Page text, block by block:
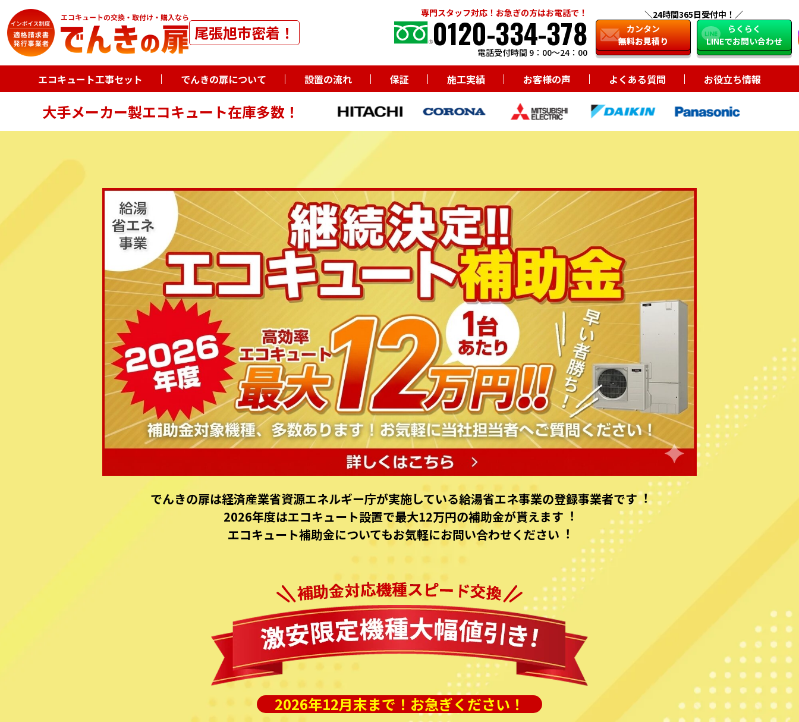
尾張旭市密着！
専門スタッフ対応！お急ぎの方はお電話で！
0120-334-378
電話受付時間 9：00～24：00
24時間365日受付中！
カンタン
無料お見積り
らくらく
LINEでお問い合わせ
エコキュート工事セット でんきの扉について 設置の流れ 保証 施工実績 お客様の声 よくある質問 お役立ち情報
大手メーカー製エコキュート在庫多数！
でんきの扉は経済産業省資源エネルギー庁が実施している給湯省エネ事業の登録事業者です︕
2026年度はエコキュート設置で最⼤12万円の補助⾦が貰えます︕
エコキュート補助⾦についてもお気軽にお問い合わせください︕
2026年12月末まで！お急ぎください！
close